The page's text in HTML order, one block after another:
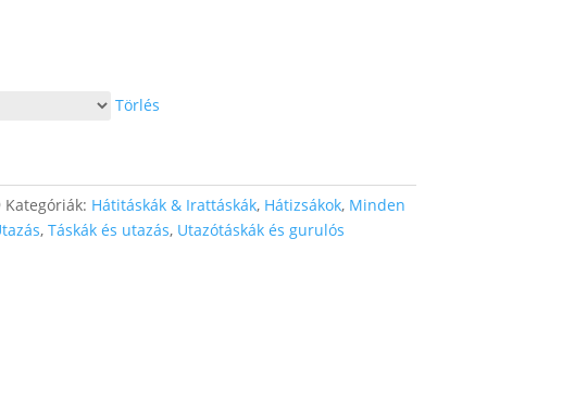
Törlés
Kategóriák: Hátitáskák & Irattáskák, Hátizsákok, Minden
, Táskák és utazás, Utazótáskák és gurulós